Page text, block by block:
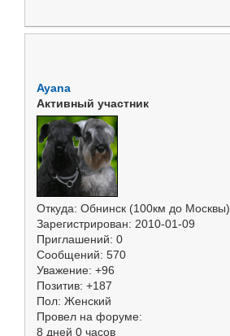
Ayana
Активный участник
Откуда: Обнинск (100км до Москвы)
Зарегистрирован: 2010-01-09
Приглашений: 0
Сообщений: 570
Уважение: +96
Позитив: +187
Пол: Женский
Провел на форуме:
8 дней 0 часов